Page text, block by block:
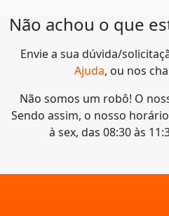
Não achou o que
Envie a sua dúvida/
Ajuda, ou nos
Não somos um robô! O
Sendo assim, o nosso
à sex, das 08:30 às